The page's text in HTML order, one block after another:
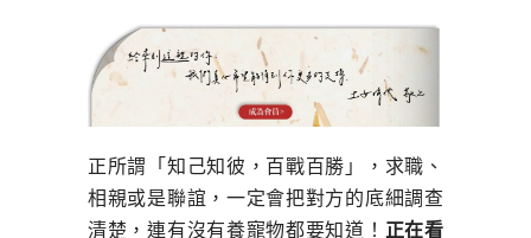
正所謂「知己知彼，百戰百勝」，求職、
相親或是聯誼，一定會把對方的底細調查
清楚，連有沒有養寵物都要知道！ 正在看